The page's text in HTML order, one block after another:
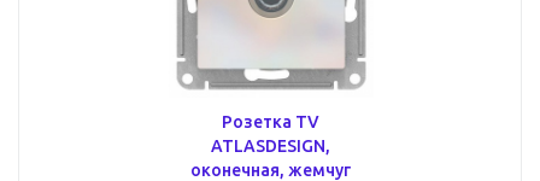
Розетка TV
ATLASDESIGN,
оконечная, жемчуг